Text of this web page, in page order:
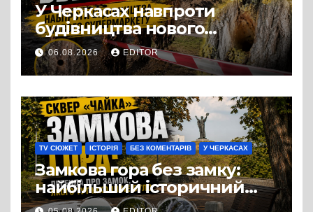
У Черкасах навпроти
будівництва нового
супермаркету VARUS на
проспекті Перемоги всохли
дерева. І це навряд чи
можна назвати
випадковістю
06.08.2026 EDITOR
TV СЮЖЕТ ІСТОРІЯ БЕЗ КОМЕНТАРІВ У ЧЕРКАСАХ
Замкова гора без замку:
найбільший історичний
міф Черкас